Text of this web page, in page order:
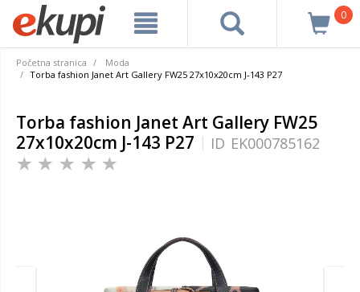
0
Početna stranica
Moda
Torba fashion Janet Art Gallery FW25 27x10x20cm J-143 P27
Torba fashion Janet Art Gallery FW25
27x10x20cm J-143 P27
ID EK000785162